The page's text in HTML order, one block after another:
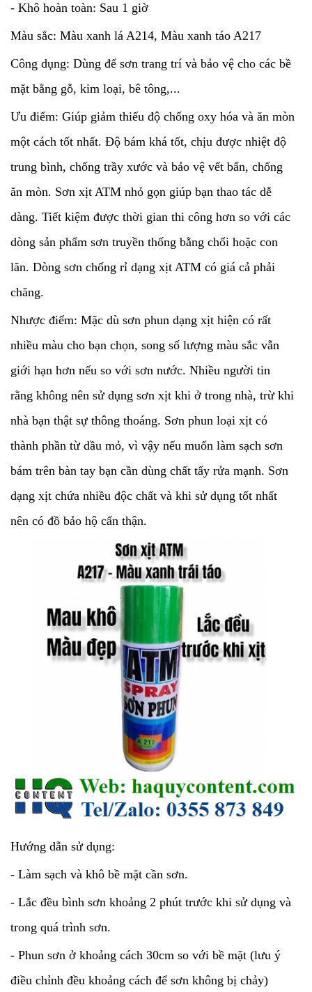
- Khô hoàn toàn: Sau 1 giờ
Màu sắc: Màu xanh lá A214, Màu xanh táo A217
Công dụng: Dùng để sơn trang trí và bảo vệ cho các bề
mặt bằng gỗ, kim loại, bê tông,...
Ưu điểm: Giúp giảm thiểu độ chống oxy hóa và ăn mòn
một cách tốt nhất. Độ bám khá tốt, chịu được nhiệt độ
trung bình, chống trầy xước và bảo vệ vết bẩn, chống
ăn mòn. Sơn xịt ATM nhỏ gọn giúp bạn thao tác dễ
dàng. Tiết kiệm được thời gian thi công hơn so với các
dòng sản phẩm sơn truyền thống bằng chổi hoặc con
lăn. Dòng sơn chống rỉ dạng xịt ATM có giá cả phải
chăng.
Nhược điểm: Mặc dù sơn phun dạng xịt hiện có rất
nhiều màu cho bạn chọn, song số lượng màu sắc vẫn
giới hạn hơn nếu so với sơn nước. Nhiều người tin
rằng không nên sử dụng sơn xịt khi ở trong nhà, trừ khi
nhà bạn thật sự thông thoáng. Sơn phun loại xịt có
thành phần từ dầu mỏ, vì vậy nếu muốn làm sạch sơn
bám trên bàn tay bạn cần dùng chất tẩy rửa mạnh. Sơn
dạng xịt chứa nhiều độc chất và khi sử dụng tốt nhất
nên có đồ bảo hộ cẩn thận.
Hướng dẫn sử dụng:
- Làm sạch và khô bề mặt cần sơn.
- Lắc đều bình sơn khoảng 2 phút trước khi sử dụng và
trong quá trình sơn.
- Phun sơn ở khoảng cách 30cm so với bề mặt (lưu ý
điều chỉnh đều khoảng cách để sơn không bị chảy)